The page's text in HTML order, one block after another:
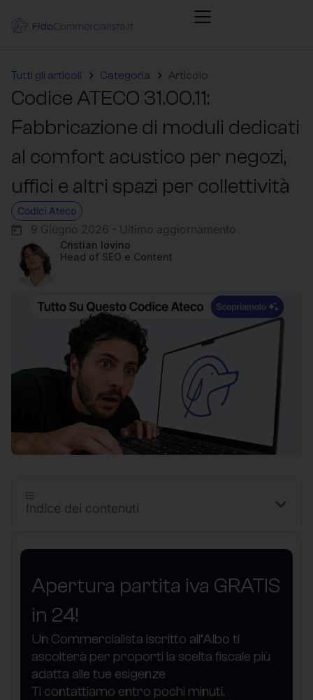
Tutti gli articoli Categoria Articolo
Codice ATECO 31.00.11:
Fabbricazione di moduli dedicati
al comfort acustico per negozi,
uffici e altri spazi per collettività
Codici Ateco
9 Giugno 2026 - Ultimo aggiornamento
Cristian Iovino
Head of SEO e Content
Apertura partita iva GRATIS
in 24!
Un Commercialista iscritto all’Albo ti
ascolterà per proporti la scelta fiscale più
adatta alle tue esigenze
Ti contattiamo entro pochi minuti.
Indice dei contenuti